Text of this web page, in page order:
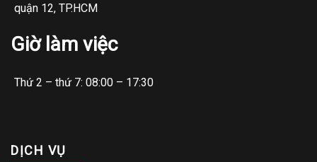
quận 12, TP.HCM
Giờ làm việc
Thứ 2 – thứ 7: 08:00 – 17:30
DỊCH VỤ